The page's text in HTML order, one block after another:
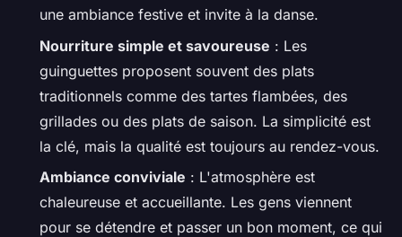
une ambiance festive et invite à la danse.
Nourriture simple et savoureuse : Les
guinguettes proposent souvent des plats
traditionnels comme des tartes flambées, des
grillades ou des plats de saison. La simplicité est
la clé, mais la qualité est toujours au rendez-vous.
Ambiance conviviale : L'atmosphère est
chaleureuse et accueillante. Les gens viennent
pour se détendre et passer un bon moment, ce qui